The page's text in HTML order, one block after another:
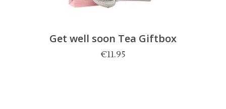
Get well soon Tea Giftbox
€11.95